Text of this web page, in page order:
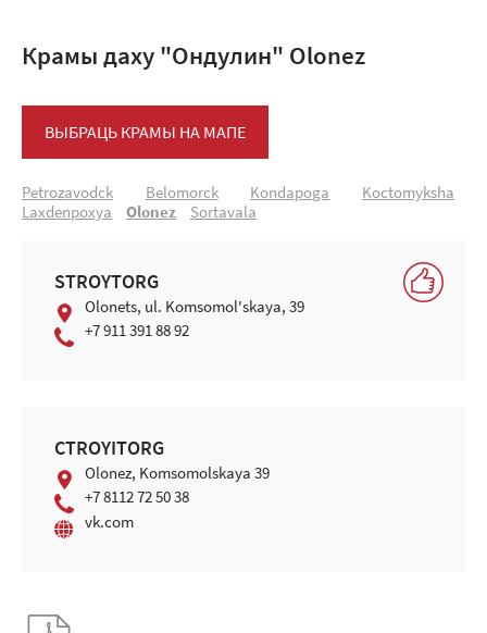
Крамы даху "Ондулин" Оlоnez
ВЫБРАЦЬ КРАМЫ НА МАПЕ
Petrоzavоdck Belоmоrck Kоndapоga
Kоctоmуksha
Laхdenpохya
Оlоnez Sortavala
STROYTORG
Olonets, ul. Komsomol'skaya, 39
+7 911 391 88 92
СTROYITORG
Оlоnez, Komsomolskaya 39
+7 8112 72 50 38
vk.com